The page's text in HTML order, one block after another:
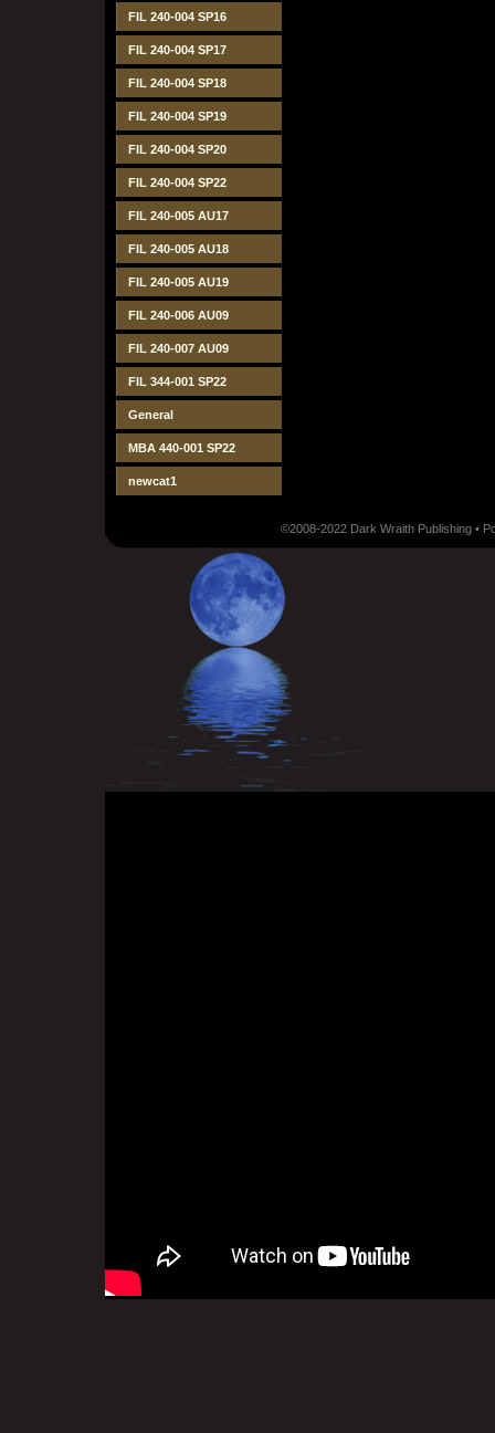
FIL 240-004 SP16
FIL 240-004 SP17
FIL 240-004 SP18
FIL 240-004 SP19
FIL 240-004 SP20
FIL 240-004 SP22
FIL 240-005 AU17
FIL 240-005 AU18
FIL 240-005 AU19
FIL 240-006 AU09
FIL 240-007 AU09
FIL 344-001 SP22
General
MBA 440-001 SP22
newcat1
©2008-2022 Dark Wraith Publishing •